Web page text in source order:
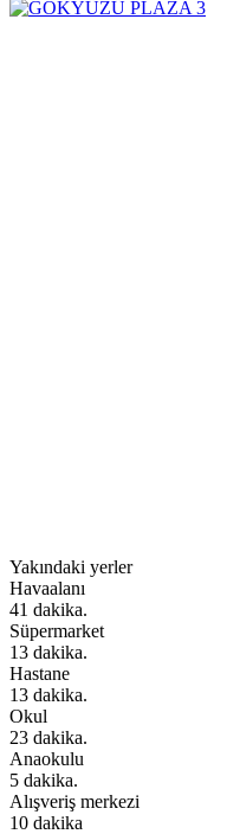
Yakındaki yerler
Havaalanı
41 dakika.
Süpermarket
13 dakika.
Hastane
13 dakika.
Okul
23 dakika.
Anaokulu
5 dakika.
Alışveriş merkezi
10 dakika